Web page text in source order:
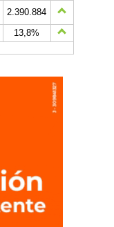
2.390.884
13,8%